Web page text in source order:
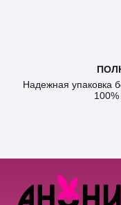
Надежная упаковка